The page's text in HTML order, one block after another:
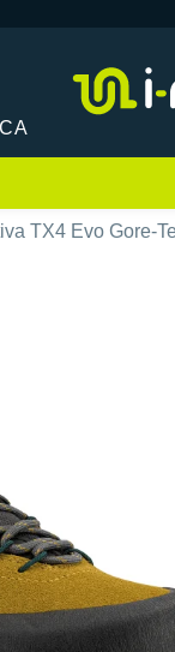
TX4 Evo Gore-